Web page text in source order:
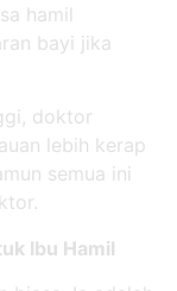
hamil
bayi jika
doktor
lebih kerap
semua ini
Ibu Hamil